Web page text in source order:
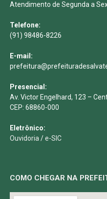
Atendimento de Segunda a
Telefone:
(91) 98486-8226
E-mail:
Presencial:
Av. Victor Engelhard, 123 –
CEP: 68860-000
Eletrônico:
Ouvidoria /e-SIC
COMO CHEGAR NA